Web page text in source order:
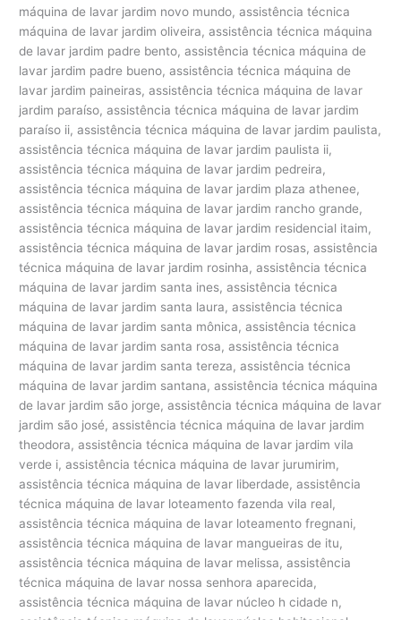
máquina de lavar jardim novo mundo, assistência técnica
máquina de lavar jardim oliveira, assistência técnica máquina
de lavar jardim padre bento, assistência técnica máquina de
lavar jardim padre bueno, assistência técnica máquina de
lavar jardim paineiras, assistência técnica máquina de lavar
jardim paraíso, assistência técnica máquina de lavar jardim
paraíso ii, assistência técnica máquina de lavar jardim paulista,
assistência técnica máquina de lavar jardim paulista ii,
assistência técnica máquina de lavar jardim pedreira,
assistência técnica máquina de lavar jardim plaza athenee,
assistência técnica máquina de lavar jardim rancho grande,
assistência técnica máquina de lavar jardim residencial itaim,
assistência técnica máquina de lavar jardim rosas, assistência
técnica máquina de lavar jardim rosinha, assistência técnica
máquina de lavar jardim santa ines, assistência técnica
máquina de lavar jardim santa laura, assistência técnica
máquina de lavar jardim santa mônica, assistência técnica
máquina de lavar jardim santa rosa, assistência técnica
máquina de lavar jardim santa tereza, assistência técnica
máquina de lavar jardim santana, assistência técnica máquina
de lavar jardim são jorge, assistência técnica máquina de lavar
jardim são josé, assistência técnica máquina de lavar jardim
theodora, assistência técnica máquina de lavar jardim vila
verde i, assistência técnica máquina de lavar jurumirim,
assistência técnica máquina de lavar liberdade, assistência
técnica máquina de lavar loteamento fazenda vila real,
assistência técnica máquina de lavar loteamento fregnani,
assistência técnica máquina de lavar mangueiras de itu,
assistência técnica máquina de lavar melissa, assistência
técnica máquina de lavar nossa senhora aparecida,
assistência técnica máquina de lavar núcleo h cidade n,